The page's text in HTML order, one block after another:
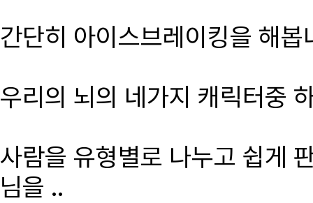
간단히 아이스브레이킹을 해봅
우리의 뇌의 네가지 캐릭터중
사람을 유형별로 나누고 쉽게
님을 ..